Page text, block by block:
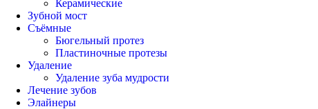
Керамические
Зубной мост
Съёмные
Бюгельный протез
Пластиночные протезы
Удаление
Удаление зуба мудрости
Лечение зубов
Элайнеры